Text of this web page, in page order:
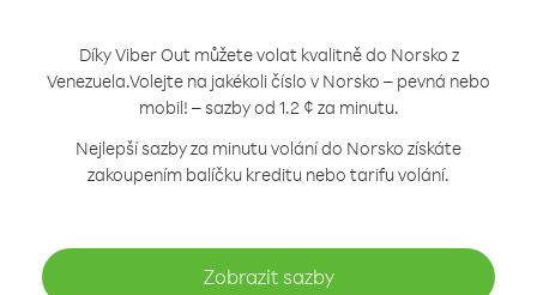
Díky Viber Out můžete volat kvalitně do Norsko z
Venezuela.Volejte na jakékoli číslo v Norsko – pevná nebo
mobil! – sazby od 1.2 ¢ za minutu.
Nejlepší sazby za minutu volání do Norsko získáte
zakoupením balíčku kreditu nebo tarifu volání.
Zobrazit sazby